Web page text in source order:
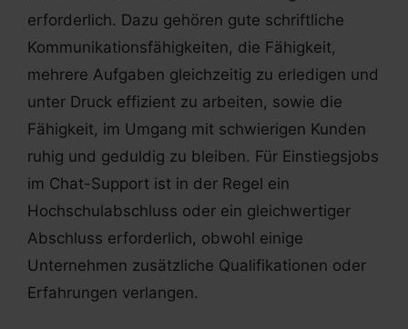
erforderlich. Dazu gehören gute schriftliche
Kommunikationsfähigkeiten, die Fähigkeit,
mehrere Aufgaben gleichzeitig zu erledigen und
unter Druck effizient zu arbeiten, sowie die
Fähigkeit, im Umgang mit schwierigen Kunden
ruhig und geduldig zu bleiben. Für Einstiegsjobs
im Chat-Support ist in der Regel ein
Hochschulabschluss oder ein gleichwertiger
Abschluss erforderlich, obwohl einige
Unternehmen zusätzliche Qualifikationen oder
Erfahrungen verlangen.